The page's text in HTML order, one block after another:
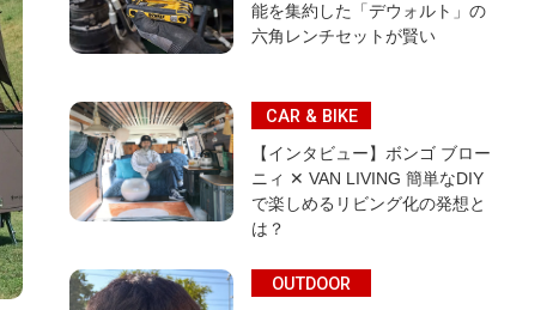
能を集約した「デウォルト」の
六角レンチセットが賢い
CAR & BIKE
【インタビュー】ボンゴ ブロー
ニィ ✕ VAN LIVING 簡単なDIY
で楽しめるリビング化の発想と
は？
OUTDOOR